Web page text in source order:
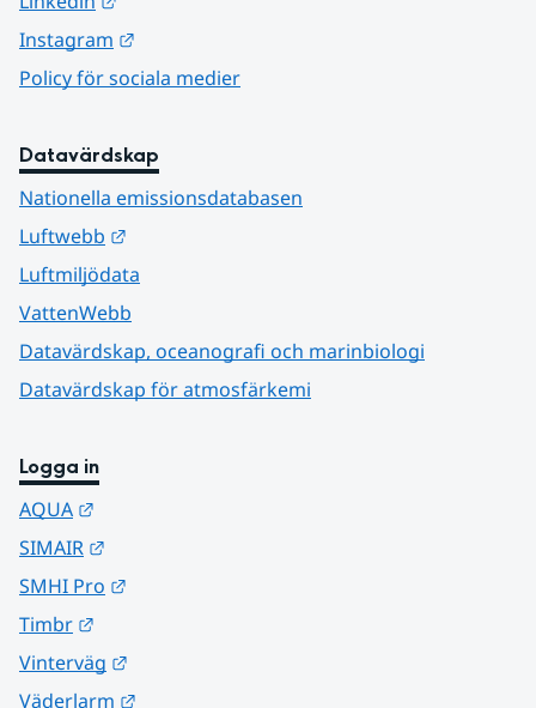
Instagram
Policy för sociala medier
Datavärdskap
Nationella emissionsdatabasen
Luftwebb
Luftmiljödata
VattenWebb
Datavärdskap, oceanografi och marinbiologi
Datavärdskap för atmosfärkemi
Logga in
AQUA
SIMAIR
SMHI Pro
Timbr
Vinterväg
Väderlarm